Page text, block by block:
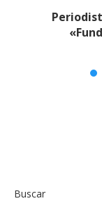
Buscar